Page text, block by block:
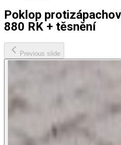
Poklop
880 RK + těsnění
Previous slide